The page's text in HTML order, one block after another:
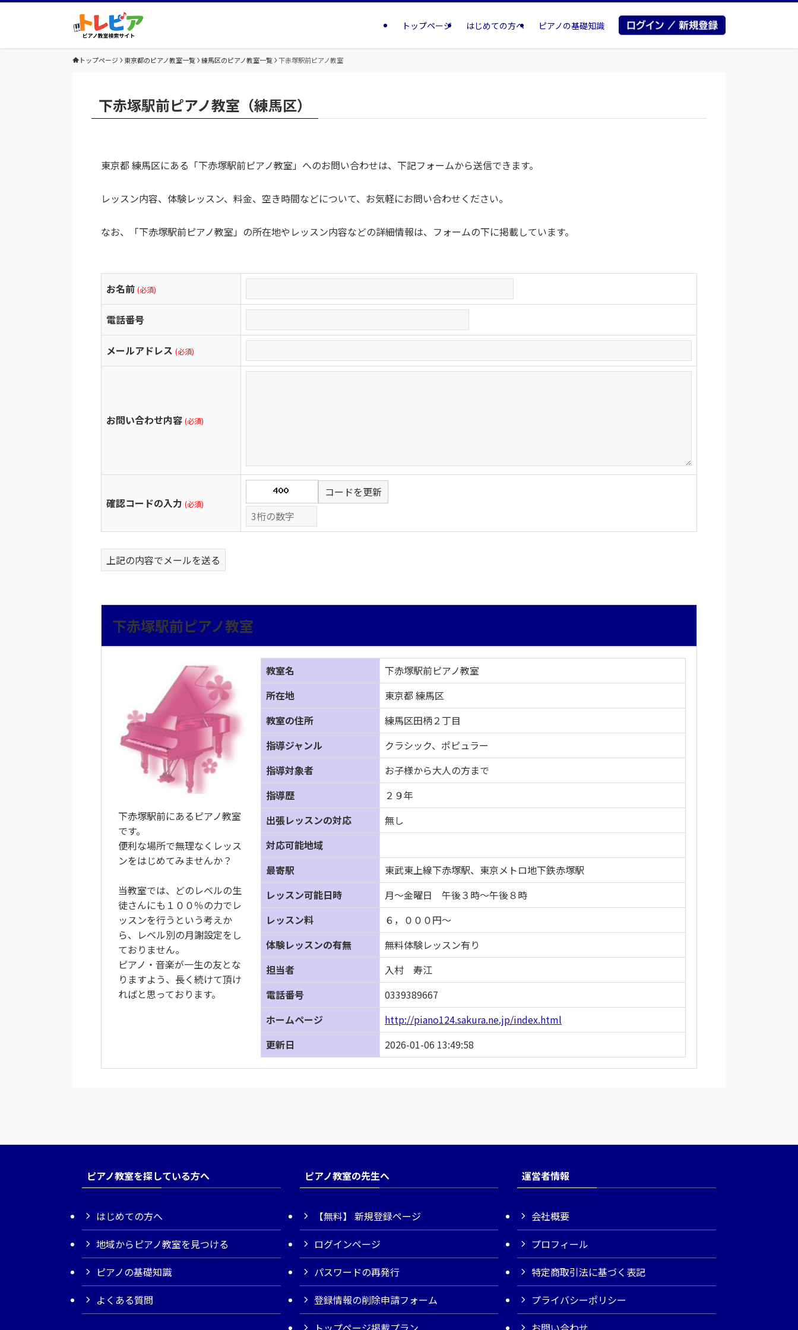
トップページ はじめての方へ ピアノの基礎知識
トップページ 東京都のピアノ教室一覧 練馬区のピアノ教室一覧 下赤塚駅前ピアノ教室
下赤塚駅前ピアノ教室（練馬区）
東京都 練馬区にある「下赤塚駅前ピアノ教室」へのお問い合わせは、下記フォームから送信できます。
レッスン内容、体験レッスン、料金、空き時間などについて、お気軽にお問い合わせください。
なお、「下赤塚駅前ピアノ教室」の所在地やレッスン内容などの詳細情報は、フォームの下に掲載しています。
お名前 (必須)
電話番号
メールアドレス (必須)
お問い合わせ内容 (必須)
確認コードの入力 (必須)
コードを更新
上記の内容でメールを送る
下赤塚駅前ピアノ教室
下赤塚駅前にあるピアノ教室
です。
便利な場所で無理なくレッス
ンをはじめてみませんか？
当教室では、どのレベルの生
徒さんにも１００％の力でレ
ッスンを行うという考えか
ら、レベル別の月謝設定をし
ておりません。
ピアノ・音楽が一生の友とな
りますよう、長く続けて頂け
ればと思っております。
教室名
下赤塚駅前ピアノ教室
所在地
東京都 練馬区
教室の住所
練馬区田柄２丁目
指導ジャンル
クラシック、ポピュラー
指導対象者
お子様から大人の方まで
指導歴
２９年
出張レッスンの対応
無し
対応可能地域
最寄駅
東武東上線下赤塚駅、東京メトロ地下鉄赤塚駅
レッスン可能日時
月～金曜日 午後３時～午後８時
レッスン料
６，０００円～
体験レッスンの有無
無料体験レッスン有り
担当者
入村 寿江
電話番号
0339389667
ホームページ
http://piano124.sakura.ne.jp/index.html
更新日
2026-01-06 13:49:58
ピアノ教室を探している方へ
はじめての方へ
地域からピアノ教室を見つける
ピアノの基礎知識
よくある質問
ピアノ教室の先生へ
【無料】 新規登録ページ
ログインページ
パスワードの再発行
登録情報の削除申請フォーム
運営者情報
会社概要
プロフィール
特定商取引法に基づく表記
プライバシーポリシー